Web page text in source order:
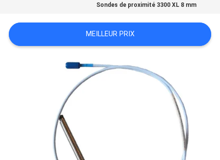
NOUS
CONTACTER
NOUVELLES
DEMANDEZ
UN DEVIS
Sondes de proximité 3300 XL 8 mm
MEILLEUR PRIX